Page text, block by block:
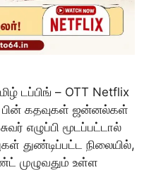
டப்பிங் – OTT Netflix
பின் கதவுகள் ஜன்னல்கள்
எழுப்பி மூடப்பட்டால்
துண்டிப்பட்ட நிலையில்,
முழுவதும் உள்ள